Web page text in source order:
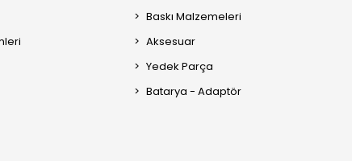
Baskı Malzemeleri
Aksesuar
Yedek Parça
Batarya - Adaptör